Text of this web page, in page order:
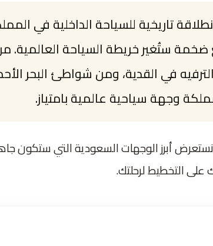
عام 2026 انطلاقة تاريخية للسياحة الداخلية في
ستُغير خريطة السياحة العالمية.
في القدية، ومن شواطئ البحر
وجهة سياحية عالمية بامتياز.
التخطيط لرحلتك.